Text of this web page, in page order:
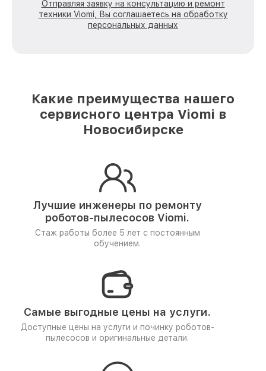
Отправляя заявку на консультацию и ремонт
техники Viomi, Вы соглашаетесь на обработку
персональных данных
Какие преимущества нашего
сервисного центра Viomi в
Новосибирске
Лучшие инженеры по ремонту
роботов-пылесосов Viomi.
Стаж работы более 5 лет с постоянным
обучением.
Самые выгодные цены на услуги.
Доступные цены на услуги и починку роботов-
пылесосов и оригинальные детали.